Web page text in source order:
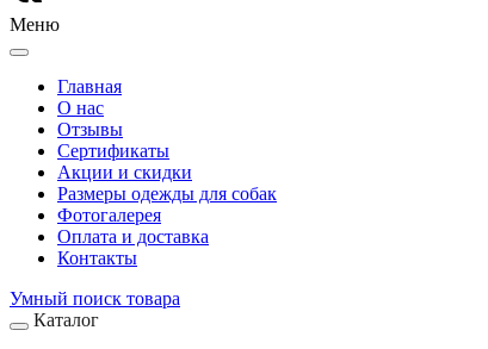
Меню
Главная
О нас
Отзывы
Сертификаты
Акции и скидки
Размеры одежды для собак
Фотогалерея
Оплата и доставка
Контакты
Умный поиск товара
Каталог